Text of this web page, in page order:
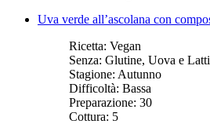
Uva verde all’ascolana con
Ricetta: Vegan
Senza: Glutine, Uova e
Stagione: Autunno
Difficoltà: Bassa
Preparazione: 30
Cottura: 5